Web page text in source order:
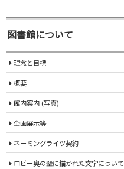
図書館について
理念と目標
概要
館内案内 (写真)
企画展示等
ネーミングライツ契約
ロビー奥の壁に描かれた文字について